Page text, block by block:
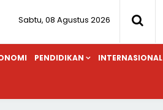
Sabtu, 08 Agustus 2026
PENDIDIKAN INTERNASIONAL